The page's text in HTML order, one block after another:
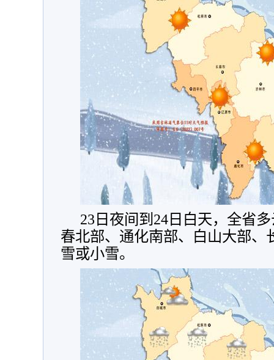
23日夜间到24日白天，全省
春北部、通化南部、白山大部、
雪或小雪。